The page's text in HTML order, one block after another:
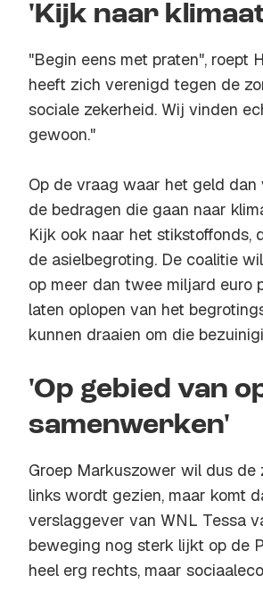
'Kijk naar
"Begin eens met praten", roept
heeft zich verenigd tegen de
sociale zekerheid. Wij vinden
gewoon."
Op de vraag waar het geld
de bedragen die gaan naar
Kijk ook naar het stikstoffonds,
de asielbegroting. De coalitie
op meer dan twee miljard euro
laten oplopen van het
kunnen draaien om die
'Op gebied van
samenwerken'
Groep Markuszower wil dus
links wordt gezien, maar komt
verslaggever van WNL Tessa
beweging nog sterk lijkt op de
heel erg rechts, maar